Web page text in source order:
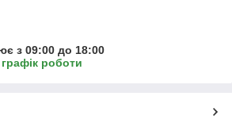
з 09:00 до 18:00
роботи